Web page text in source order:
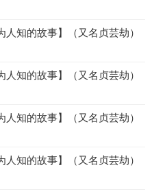
人知的故事】（又名贞芸劫）
人知的故事】（又名贞芸劫）
人知的故事】（又名贞芸劫）
人知的故事】（又名贞芸劫）